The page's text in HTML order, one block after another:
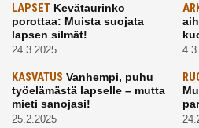
LAPSET Kevätaurinko
porottaa: Muista suojata
lapsen silmät!
24.3.2025
KASVATUS Vanhempi, puhu
työelämästä lapselle – mutta
mieti sanojasi!
25.2.2025